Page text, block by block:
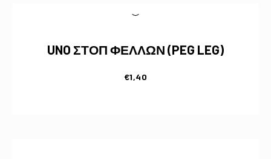
UNO ΣΤΟΠ ΦΕΛΛΩΝ (PEG LEG)
€1,40